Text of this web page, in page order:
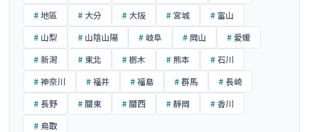
地區
大分 大阪 宮城
富山
山梨
山陰山陽 岐阜 岡山
愛媛
新潟
東北 栃木 熊本
石川
神奈川
福井 福島 群馬
長崎
長野
關東 關西 靜岡
香川
鳥取